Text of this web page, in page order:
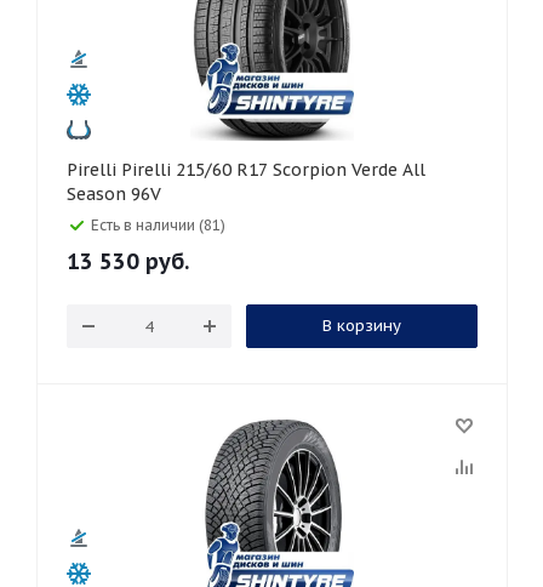
Pirelli Pirelli 215/60 R17 Scorpion Verde All
Season 96V
Есть в наличии (81)
13 530 руб.
В корзину